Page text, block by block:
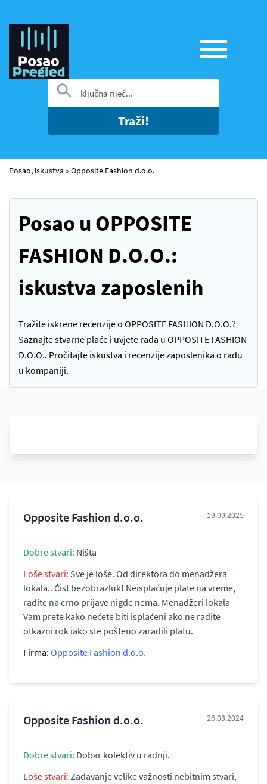
Traži!
Posao, iskustva »Opposite Fashion d.o.o.
Posao u OPPOSITE
FASHION D.O.O.:
iskustva zaposlenih
Tražite iskrene recenzije o OPPOSITE FASHION D.O.O.?
Saznajte stvarne plaće i uvjete rada u OPPOSITE FASHION
D.O.O.. Pročitajte iskustva i recenzije zaposlenika o radu
u kompaniji.
Opposite Fashion d.o.o. 19.09.2025
Dobre stvari: Ništa
Loše stvari: Sve je loše. Od direktora do menadžera
lokala.. Čist bezobrazluk! Neisplaćuje plate na vreme,
radite na crno prijave nigde nema. Menadžeri lokala
Vam prete kako nećete biti isplaćeni ako ne radite
otkazni rok iako ste pošteno zaradili platu.
Firma: Opposite Fashion d.o.o.
Opposite Fashion d.o.o. 26.03.2024
Dobre stvari: Dobar kolektiv u radnji.
Loše stvari: Zadavanje velike važnosti nebitnim stvari,